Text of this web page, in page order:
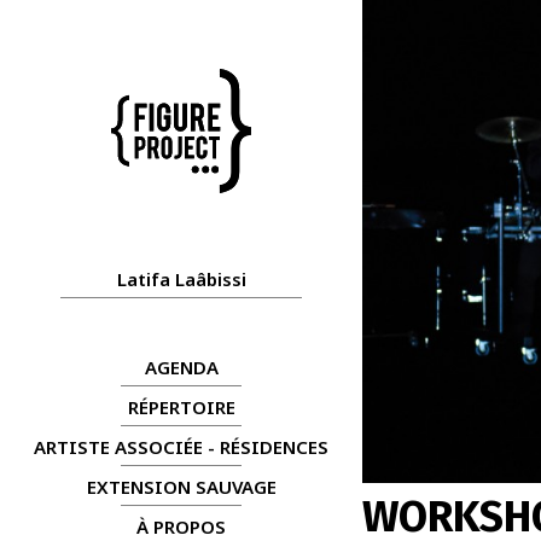
Latifa Laâbissi
AGENDA
RÉPERTOIRE
ARTISTE ASSOCIÉE - RÉSIDENCES
EXTENSION SAUVAGE
À PROPOS